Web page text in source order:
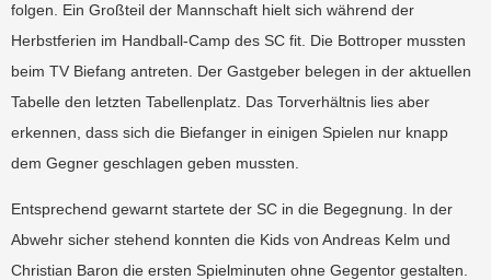
folgen. Ein Großteil der Mannschaft hielt sich während der
Herbstferien im Handball-Camp des SC fit. Die Bottroper mussten
beim TV Biefang antreten. Der Gastgeber belegen in der aktuellen
Tabelle den letzten Tabellenplatz. Das Torverhältnis lies aber
erkennen, dass sich die Biefanger in einigen Spielen nur knapp
dem Gegner geschlagen geben mussten.
Entsprechend gewarnt startete der SC in die Begegnung. In der
Abwehr sicher stehend konnten die Kids von Andreas Kelm und
Christian Baron die ersten Spielminuten ohne Gegentor gestalten.